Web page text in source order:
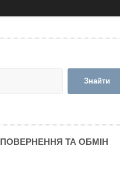
Знайти
ПОВЕРНЕННЯ ТА ОБМІН